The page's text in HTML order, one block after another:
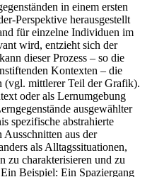
in einem ersten
Perspektive herausgestellt
für einzelne Individuen im
wird, entzieht sich der
dieser Prozess – so die
Kontexten – die
(vgl. mittlerer Teil der Grafik).
oder als Lernumgebung
ausgewählter
spezifische abstrahierte
aus der
als Alltagssituationen,
zu charakterisieren und zu
Beispiel: Ein Spaziergang